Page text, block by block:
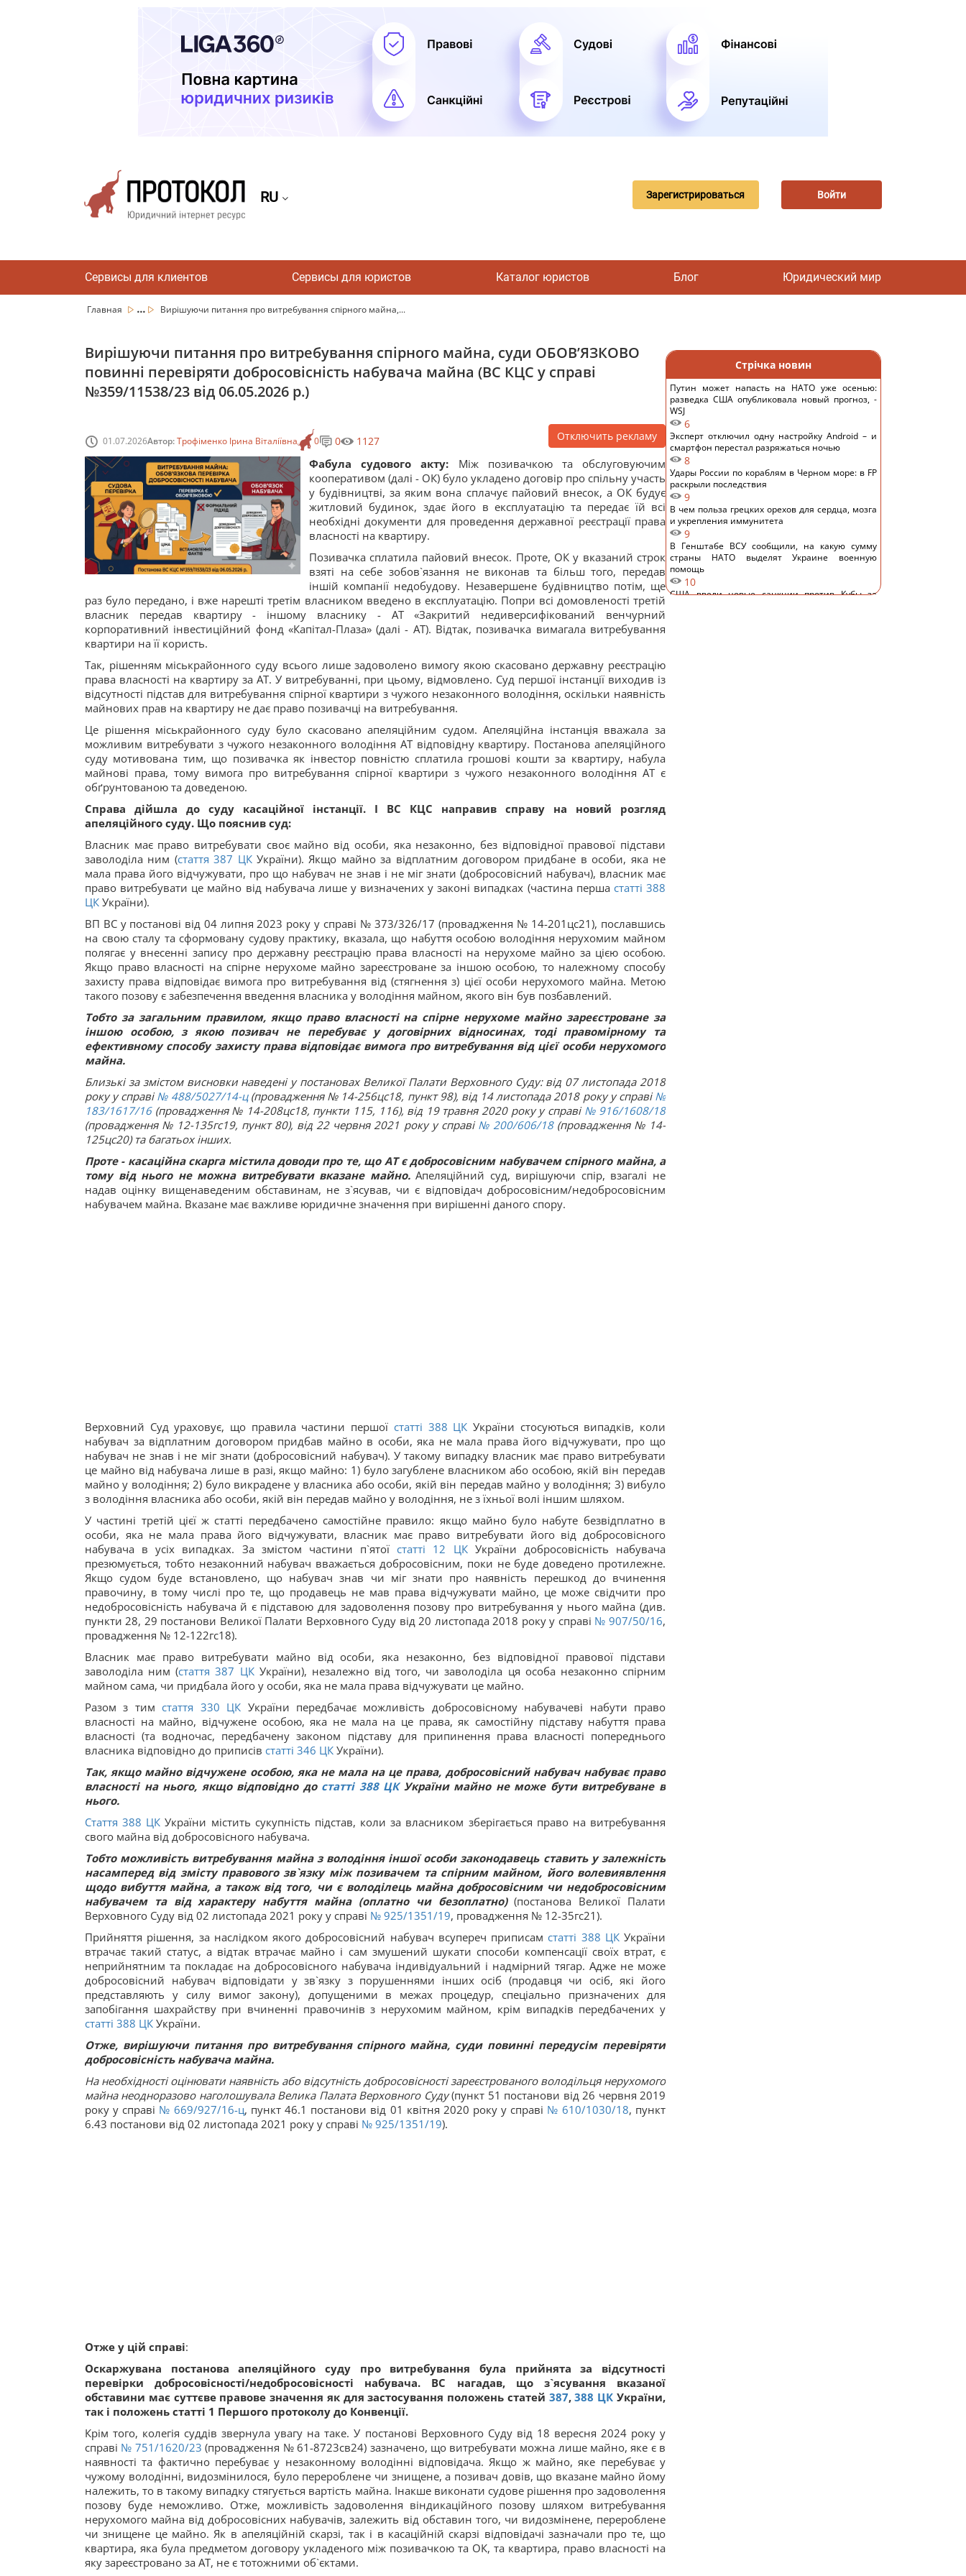
RU Зарегистрироваться Войти
Сервисы для клиентов Сервисы для юристов Каталог юристов Блог Юридический мир
Главная ... Вирішуючи питання про витребування спірного майна,...
Вирішуючи питання про витребування спірного майна, суди ОБОВ’ЯЗКОВО
повинні перевіряти добросовісність набувача майна (ВС КЦС у справі
№359/11538/23 від 06.05.2026 р.)
01.07.2026Автор:Трофіменко Ірина Віталіївна 0 0 1127 Отключить рекламу
Фабула судового акту: Між позивачкою та обслуговуючим
кооперативом (далі - ОК) було укладено договір про спільну участь
у будівництві, за яким вона сплачує пайовий внесок, а ОК будує
житловий будинок, здає його в експлуатацію та передає їй всі
необхідні документи для проведення державної реєстрації права
власності на квартиру.
Позивачка сплатила пайовий внесок. Проте, ОК у вказаний строк
взяті на себе зобов`язання не виконав та більш того, передав
іншій компанії недобудову. Незавершене будівництво потім, ще
раз було передано, і вже нарешті третім власником введено в експлуатацію. Попри всі домовленості третій
власник передав квартиру - іншому власнику - АТ «Закритий недиверсифікований венчурний
корпоративний інвестиційний фонд «Капітал-Плаза» (далі - АТ). Відтак, позивачка вимагала витребування
квартири на її користь.
Так, рішенням міськрайонного суду всього лише задоволено вимогу якою скасовано державну реєстрацію
права власності на квартиру за АТ. У витребуванні, при цьому, відмовлено. Суд першої інстанції виходив із
відсутності підстав для витребування спірної квартири з чужого незаконного володіння, оскільки наявність
майнових прав на квартиру не дає право позивачці на витребування.
Це рішення міськрайонного суду було скасовано апеляційним судом. Апеляційна інстанція вважала за
можливим витребувати з чужого незаконного володіння АТ відповідну квартиру. Постанова апеляційного
суду мотивована тим, що позивачка як інвестор повністю сплатила грошові кошти за квартиру, набула
майнові права, тому вимога про витребування спірної квартири з чужого незаконного володіння АТ є
обґрунтованою та доведеною.
Справа дійшла до суду касаційної інстанції. І ВС КЦС направив справу на новий розгляд
апеляційного суду. Що пояснив суд:
Власник має право витребувати своє майно від особи, яка незаконно, без відповідної правової підстави
заволоділа ним (стаття 387 ЦКУкраїни). Якщо майно за відплатним договором придбане в особи, яка не
мала права його відчужувати, про що набувач не знав і не міг знати (добросовісний набувач), власник має
право витребувати це майно від набувача лише у визначених у законі випадках (частина перша статті 388
ЦК України).
ВП ВС у постанові від 04 липня 2023 року у справі № 373/326/17 (провадження № 14-201цс21), пославшись
на свою сталу та сформовану судову практику, вказала, що набуття особою володіння нерухомим майном
полягає у внесенні запису про державну реєстрацію права власності на нерухоме майно за цією особою.
Якщо право власності на спірне нерухоме майно зареєстроване за іншою особою, то належному способу
захисту права відповідає вимога про витребування від (стягнення з) цієї особи нерухомого майна. Метою
такого позову є забезпечення введення власника у володіння майном, якого він був позбавлений.
Тобто за загальним правилом, якщо право власності на спірне нерухоме майно зареєстроване за
іншою особою, з якою позивач не перебуває у договірних відносинах, тоді правомірному та
ефективному способу захисту права відповідає вимога про витребування від цієї особи нерухомого
майна.
Близькі за змістом висновки наведені у постановах Великої Палати Верховного Суду: від 07 листопада 2018
року у справі№ 488/5027/14-ц(провадження № 14-256цс18, пункт 98), від 14 листопада 2018 року у справі№
183/1617/16(провадження № 14-208цс18, пункти 115, 116), від 19 травня 2020 року у справі № 916/1608/18
(провадження № 12-135гс19, пункт 80), від 22 червня 2021 року у справі № 200/606/18(провадження № 14-
125цс20) та багатьох інших.
Проте - касаційна скарга містила доводи про те, що АТ є добросовісним набувачем спірного майна, а
тому від нього не можна витребувати вказане майно.Апеляційний суд, вирішуючи спір, взагалі не
надав оцінку вищенаведеним обставинам, не з`ясував, чи є відповідач добросовісним/недобросовісним
набувачем майна. Вказане має важливе юридичне значення при вирішенні даного спору.
Верховний Суд ураховує, що правила частини першої статті 388 ЦК України стосуються випадків, коли
набувач за відплатним договором придбав майно в особи, яка не мала права його відчужувати, про що
набувач не знав і не міг знати (добросовісний набувач). У такому випадку власник має право витребувати
це майно від набувача лише в разі, якщо майно: 1) було загублене власником або особою, якій він передав
майно у володіння; 2) було викрадене у власника або особи, якій він передав майно у володіння; 3) вибуло
з володіння власника або особи, якій він передав майно у володіння, не з їхньої волі іншим шляхом.
У частині третій цієї ж статті передбачено самостійне правило: якщо майно було набуте безвідплатно в
особи, яка не мала права його відчужувати, власник має право витребувати його від добросовісного
набувача в усіх випадках. За змістом частини п`ятоїстатті 12 ЦКУкраїни добросовісність набувача
презюмується, тобто незаконний набувач вважається добросовісним, поки не буде доведено протилежне.
Якщо судом буде встановлено, що набувач знав чи міг знати про наявність перешкод до вчинення
правочину, в тому числі про те, що продавець не мав права відчужувати майно, це може свідчити про
недобросовісність набувача й є підставою для задоволення позову про витребування у нього майна (див.
пункти 28, 29 постанови Великої Палати Верховного Суду від 20 листопада 2018 року у справі № 907/50/16,
провадження № 12-122гс18).
Власник має право витребувати майно від особи, яка незаконно, без відповідної правової підстави
заволоділа ним (стаття 387 ЦКУкраїни), незалежно від того, чи заволоділа ця особа незаконно спірним
майном сама, чи придбала його у особи, яка не мала права відчужувати це майно.
Разом з тимстаття 330 ЦК України передбачає можливість добросовісному набувачеві набути право
власності на майно, відчужене особою, яка не мала на це права, як самостійну підставу набуття права
власності (та водночас, передбачену законом підставу для припинення права власності попереднього
власника відповідно до приписів статті 346 ЦК України).
Так, якщо майно відчужене особою, яка не мала на це права, добросовісний набувач набуває право
власності на нього, якщо відповідно до статті388 ЦКУкраїнимайно не може бути витребуване в
нього.
Стаття 388 ЦК України містить сукупність підстав, коли за власником зберігається право на витребування
свого майна від добросовісного набувача.
Тобто можливість витребування майна з володіння іншої особи законодавець ставить у залежність
насамперед від змісту правового зв`язку між позивачем та спірним майном, його волевиявлення
щодо вибуття майна, а також від того, чи є володілець майна добросовісним чи недобросовісним
набувачем та від характеру набуття майна (оплатно чи безоплатно)(постанова Великої Палати
Верховного Суду від 02 листопада 2021 року у справі № 925/1351/19, провадження № 12-35гс21).
Прийняття рішення, за наслідком якого добросовісний набувач всупереч приписамстатті 388 ЦКУкраїни
втрачає такий статус, а відтак втрачає майно і сам змушений шукати способи компенсації своїх втрат, є
неприйнятним та покладає на добросовісного набувача індивідуальний і надмірний тягар. Адже не може
добросовісний набувач відповідати у зв`язку з порушеннями інших осіб (продавця чи осіб, які його
представляють у силу вимог закону), допущеними в межах процедур, спеціально призначених для
запобігання шахрайству при вчиненні правочинів з нерухомим майном, крім випадків передбачених у
статті 388 ЦК України.
Отже, вирішуючи питання про витребування спірного майна, суди повинні передусім перевіряти
добросовісність набувача майна.
На необхідності оцінювати наявність або відсутність добросовісності зареєстрованого володільця нерухомого
майна неодноразово наголошувала Велика Палата Верховного Суду(пункт 51 постанови від 26 червня 2019
року у справі № 669/927/16-ц, пункт 46.1 постанови від 01 квітня 2020 року у справі № 610/1030/18, пункт
6.43 постанови від 02 листопада 2021 року у справі № 925/1351/19).
Отже у цій справі:
Оскаржувана постанова апеляційного суду про витребування була прийнята за відсутності
перевірки добросовісності/недобросовісності набувача. ВС нагадав, що з`ясування вказаної
обставини має суттєве правове значення як для застосування положень статей 387,388 ЦК України,
так і положень статті 1 Першого протоколу до Конвенції.
Крім того, колегія суддів звернула увагу на таке. У постанові Верховного Суду від 18 вересня 2024 року у
справі № 751/1620/23 (провадження № 61-8723св24) зазначено, що витребувати можна лише майно, яке є в
наявності та фактично перебуває у незаконному володінні відповідача. Якщо ж майно, яке перебуває у
чужому володінні, видозмінилося, було перероблене чи знищене, а позивач довів, що вказане майно йому
належить, то в такому випадку стягується вартість майна. Інакше виконати судове рішення про задоволення
позову буде неможливо. Отже, можливість задоволення віндикаційного позову шляхом витребування
нерухомого майна від добросовісних набувачів, залежить від обставин того, чи видозмінене, перероблене
чи знищене це майно. Як в апеляційній скарзі, так і в касаційній скарзі відповідачі зазначали про те, що
квартира, яка була предметом договору укладеного між позивачкою та ОК, та квартира, право власності на
яку зареєстровано за АТ, не є тотожними об`єктами.
Стрічка новин
Путин может напасть на НАТО уже осенью:
разведка США опубликовала новый прогноз, -
WSJ
6
Эксперт отключил одну настройку Android – и
смартфон перестал разряжаться ночью
8
Удары России по кораблям в Черном море: в FP
раскрыли последствия
9
В чем польза грецких орехов для сердца, мозга
и укрепления иммунитета
9
В Генштабе ВСУ сообщили, на какую сумму
страны НАТО выделят Украине военную
помощь
10
США ввели новые санкции против Кубы за